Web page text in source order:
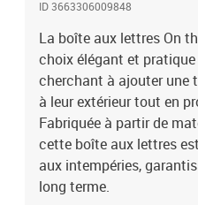
commodité de récupérer votre
style.Nos boîtes aux lettres sont
monter soi-même avec l'aide du
ID 3663306009848
La boîte aux lettres On
choix élégant et
cherchant à ajouter une
à leur extérieur tout en
Fabriquée à partir de
cette boîte aux lettres
aux intempéries,
long terme.